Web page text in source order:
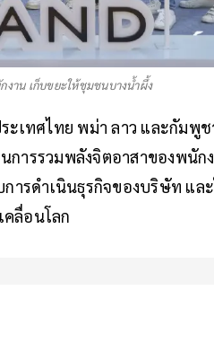
งาน เก็บขยะให้ชุมชนบางน้ำผึ้ง
เทศไทย พม่า ลาว และกัมพูช
การรวมพลังจิตอาสาของพนัก
รดําเนินธุรกิจของบริษัท แล
ลื่อนโลก